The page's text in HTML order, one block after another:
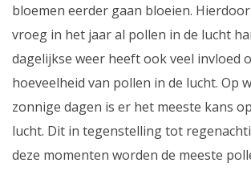
bloemen eerder gaan bloeien.
vroeg in het jaar al pollen in de lucht
dagelijkse weer heeft ook veel invloed
hoeveelheid van pollen in de lucht. Op
zonnige dagen is er het meeste kans
lucht. Dit in tegenstelling tot
deze momenten worden de meeste